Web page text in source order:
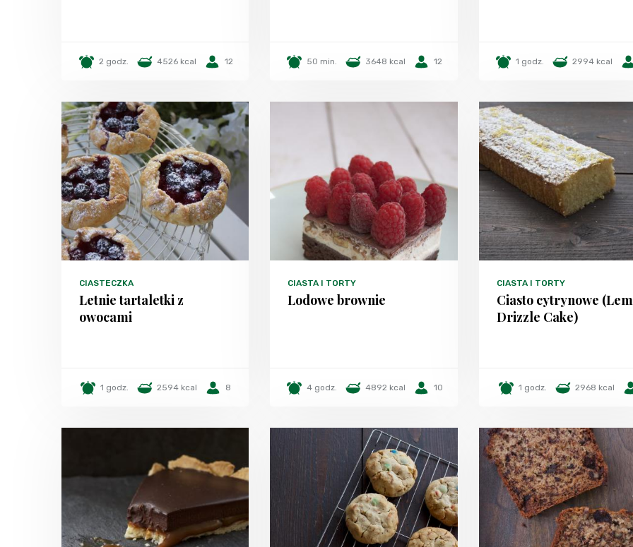
2 godz. 4526 kcal 12 50 min. 3648 kcal 12 1 godz. 2994 kcal
CIASTECZKA
Letnie tartaletki z
owocami
1 godz. 2594 kcal 8
CIASTA I TORTY
Lodowe brownie
4 godz. 4892 kcal 10
CIASTA I TORTY
Ciasto cytrynowe
Drizzle Cake)
1 godz. 2968 kcal